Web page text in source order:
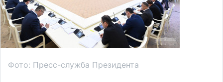
Фото: Пресс-служба Президента